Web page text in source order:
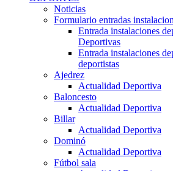
Noticias
Formulario entradas
Entrada instalaciones
Deportivas
Entrada instalaciones
deportistas
Ajedrez
Actualidad Deportiva
Baloncesto
Actualidad Deportiva
Billar
Actualidad Deportiva
Dominó
Actualidad Deportiva
Fútbol sala